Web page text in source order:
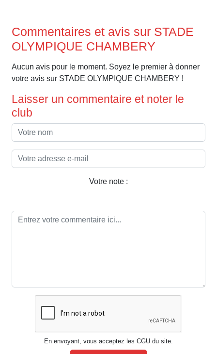
Commentaires et avis sur STADE
OLYMPIQUE CHAMBERY
Aucun avis pour le moment. Soyez le premier à donner
votre avis sur STADE OLYMPIQUE CHAMBERY !
Laisser un commentaire et noter le
club
Votre note :
En envoyant, vous acceptez les CGU du site.